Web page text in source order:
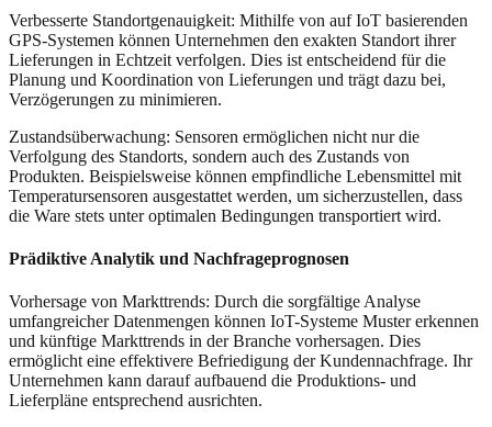
Verbesserte Standortgenauigkeit: Mithilfe von auf IoT basierenden
GPS-Systemen können Unternehmen den exakten Standort ihrer
Lieferungen in Echtzeit verfolgen. Dies ist entscheidend für die
Planung und Koordination von Lieferungen und trägt dazu bei,
Verzögerungen zu minimieren.
Zustandsüberwachung: Sensoren ermöglichen nicht nur die
Verfolgung des Standorts, sondern auch des Zustands von
Produkten. Beispielsweise können empfindliche Lebensmittel mit
Temperatursensoren ausgestattet werden, um sicherzustellen, dass
die Ware stets unter optimalen Bedingungen transportiert wird.
Prädiktive Analytik und Nachfrageprognosen
Vorhersage von Markttrends: Durch die sorgfältige Analyse
umfangreicher Datenmengen können IoT-Systeme Muster erkennen
und künftige Markttrends in der Branche vorhersagen. Dies
ermöglicht eine effektivere Befriedigung der Kundennachfrage. Ihr
Unternehmen kann darauf aufbauend die Produktions- und
Lieferpläne entsprechend ausrichten.